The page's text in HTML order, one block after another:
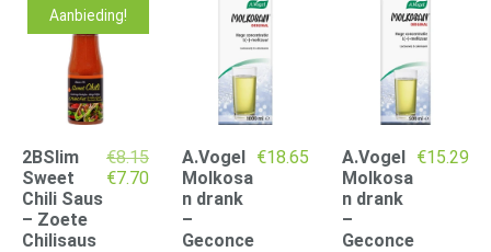
Aanbieding!
2BSlim
Sweet
Chili Saus
– Zoete
Chilisaus
€8.15
Oorspronkelijke
€7.70Huidige
€7.70.
A.Vogel
Molkosa
n drank
–
Geconce
€18.65
A.Vogel
Molkosa
n drank
–
Geconce
€15.29